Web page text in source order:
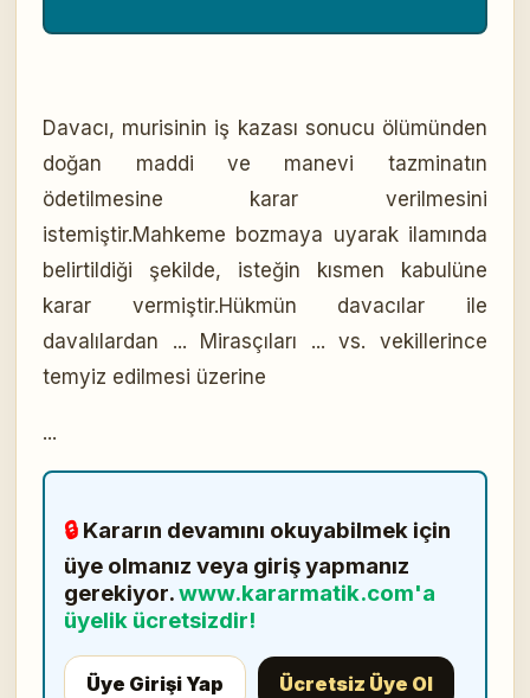
Davacı, murisinin iş kazası sonucu ölümünden
doğan maddi ve manevi tazminatın
ödetilmesine karar verilmesini
istemiştir.Mahkeme bozmaya uyarak ilamında
belirtildiği şekilde, isteğin kısmen kabulüne
karar vermiştir.Hükmün davacılar ile
davalılardan ... Mirasçıları ... vs. vekillerince
temyiz edilmesi üzerine
...
🔒 Kararın devamını okuyabilmek için
üye olmanız veya giriş yapmanız
gerekiyor.www.kararmatik.com'a
üyelik ücretsizdir!
Üye Girişi Yap Ücretsiz Üye Ol